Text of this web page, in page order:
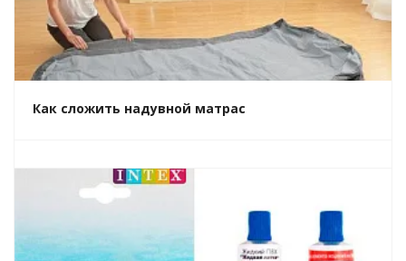
Как сложить надувной матрас